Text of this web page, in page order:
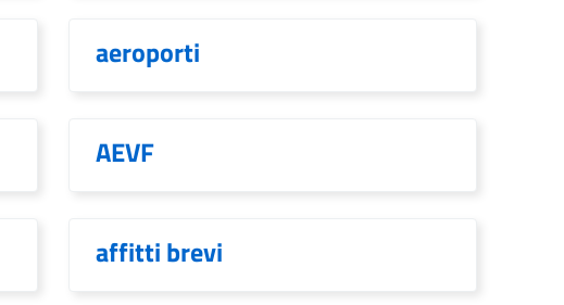
aeroporti
AEVF
affitti brevi